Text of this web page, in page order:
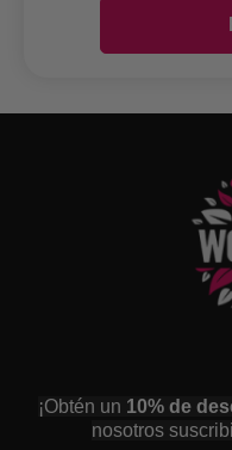
¡Obtén un 10% de
nosotros